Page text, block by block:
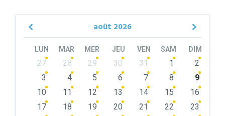
août 2026
Previous
LUN MAR MER JEU VEN SAM DIM
Skip
calendar
27 28 29 30 31 1
2
3
4 5 6 7 8
9
10
11 12 13 14 15
16
17
18 19 20 21 22
23